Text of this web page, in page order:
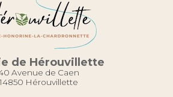
de Hérouvillette
Avenue de Caen
14850 Hérouvillette